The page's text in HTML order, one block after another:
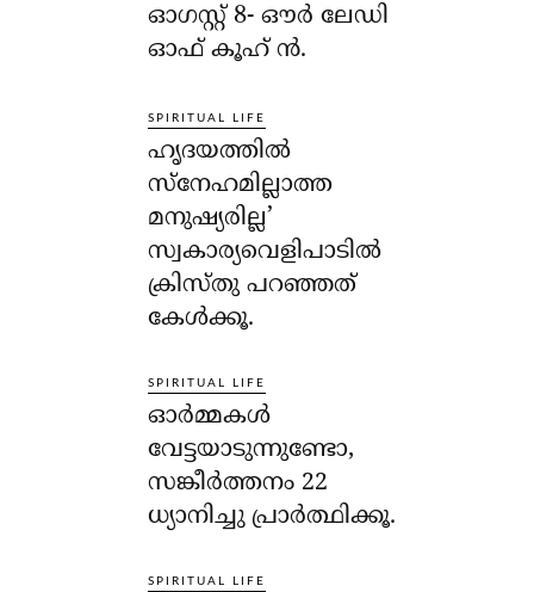
ഓഗസ്റ്റ് 8- ഔര്‍ ലേഡി
ഓഫ് കൂഹ് ന്‍.
SPIRITUAL LIFE
ഹൃദയത്തില്‍
സ്‌നേഹമില്ലാത്ത
മനുഷ്യരില്ല’
സ്വകാര്യവെളിപാടില്‍
ക്രിസ്തു പറഞ്ഞത്
കേള്‍ക്കൂ.
SPIRITUAL LIFE
ഓര്‍മ്മകള്‍
വേട്ടയാടുന്നുണ്ടോ,
സങ്കീര്‍ത്തനം 22
ധ്യാനിച്ചു പ്രാര്‍ത്ഥിക്കൂ.
SPIRITUAL LIFE